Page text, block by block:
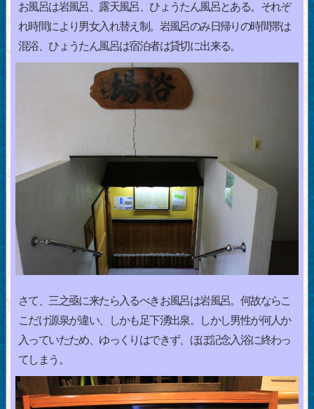
お風呂は岩風呂、露天風呂、ひょうたん風呂とある。それぞ
れ時間により男女入れ替え制。岩風呂のみ日帰りの時間帯は
混浴、ひょうたん風呂は宿泊者は貸切に出来る。
さて、三之亟に来たら入るべきお風呂は岩風呂。何故ならこ
こだけ源泉が違い、しかも足下湧出泉。しかし男性が何人か
入っていたため、ゆっくりはできず、ほぼ記念入浴に終わっ
てしまう。